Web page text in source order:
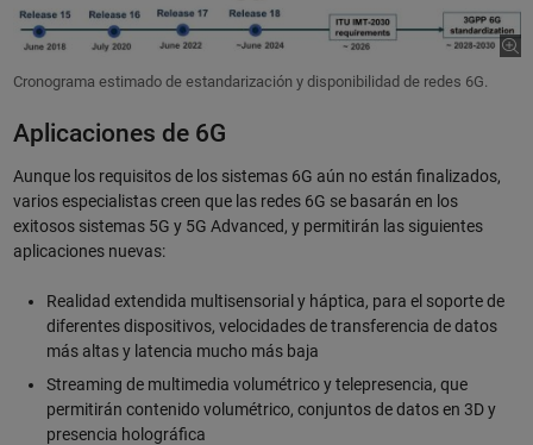
Cronograma estimado de estandarización y disponibilidad de redes 6G.
Aplicaciones de 6G
Aunque los requisitos de los sistemas 6G aún no están finalizados,
varios especialistas creen que las redes 6G se basarán en los
exitosos sistemas 5G y 5G Advanced, y permitirán las siguientes
aplicaciones nuevas:
Realidad extendida multisensorial y háptica, para el soporte de
diferentes dispositivos, velocidades de transferencia de datos
más altas y latencia mucho más baja
Streaming de multimedia volumétrico y telepresencia, que
permitirán contenido volumétrico, conjuntos de datos en 3D y
presencia holográfica